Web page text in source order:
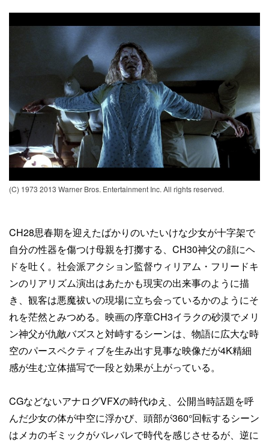
(C) 1973 2013 Warner Bros. Entertainment Inc. All rights reserved.
CH28思春期を迎えたばかりのいたいけな少女が十字架で
自分の性器を傷つけ母親を打擲する、CH30神父の顔にヘ
ドを吐く。社会派アクション監督ウィリアム・フリードキ
ンのリアリズム演出はあたかも現実の出来事のように描
き、観客は悪魔祓いの現場に立ち会っているかのようにそ
れを茫然とみつめる。映画の序章CH3イラクの砂漠でメリ
ン神父が仇敵バズスと対峙するシーンは、物語に広大な時
空のパースペクティブを生み出す見事な映像だが4K精細
感が生む立体描写で一段と効果が上がっている。
CGなどないアナログVFXの時代ゆえ、公開当時話題を呼
んだ少女の体が中空に浮かび、頭部が360°回転するシーン
はメカのギミックがバレバレで時代を感じさせるが、逆に